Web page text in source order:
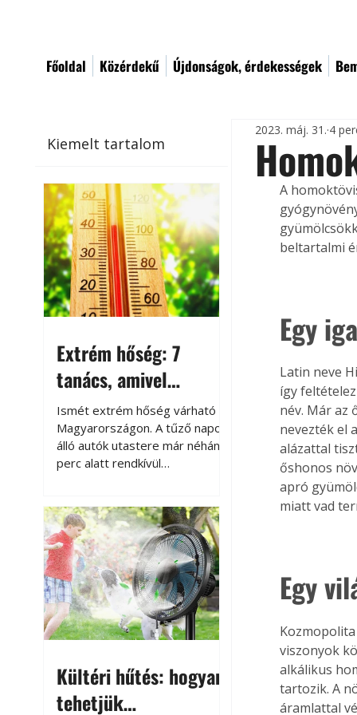
Főoldal Közérdekű Újdonságok, érdekességek
Kiemelt tartalom
Extrém hőség: 7
tanács, amivel
megóvhatjuk
autónkat a nyári
károktól
Ismét extrém hőség várható
Magyarországon. A tűző napon
álló autók utastere már néhány
perc alatt rendkívül
megközelítheti. Ez nemcsak a
beszállást teszi kellemetlenné,
hanem az autó állapotára és a
benne hagyott tárgyakra is
káros hatással lehet. Néhány
egyszerű óvintézkedéssel
azonban jelentősen
csökkenthetjük a hőség káros
Kültéri hűtés: hogyan
tehetjük
2023. máj. 31. 4
A
beltartalmi
Egy
Latin neve
így
név. Már az
nevezték el
alázattal
őshonos
apró
miatt vad
Egy
viszonyok
alkálikus
tartozik. A
áramlattal